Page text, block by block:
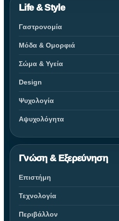
Life & Style
Γαστρονομία
Μόδα & Ομορφιά
Σώμα & Υγεία
Design
Ψυχολογία
Αψυχολόγητα
Γνώση & Εξερεύνηση
Επιστήμη
Τεχνολογία
Περιβάλλον